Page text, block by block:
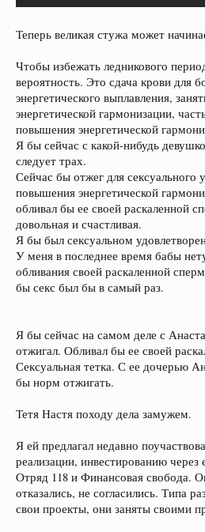
Теперь великая стужа может
Чтобы избежать ледникового
вероятность. Это сдача крови для
энергетического выплавления,
энергетической гармонизации,
повышения энергетической
Я бы сейчас с какой-нибудь
следует трах.
Сейчас бы отжег для сексуального
повышения энергетической
обливал бы ее своей раскаленной
довольная и счастливая.
Я бы был сексуальном
У меня в последнее время бабы
обливания своей раскаленной
бы секс был бы в самый раз.
Я бы сейчас на самом деле с
отжигал. Обливал бы ее своей
Сексуальная тетка. С ее дочерью
бы норм отжигать.
Тетя Настя походу дела замужем.
Я ей предлагал недавно
реализации, инвестированию
Отряд 118 и Финансовая свобода.
отказались, не согласились. Типа
свои проекты, они заняты своими